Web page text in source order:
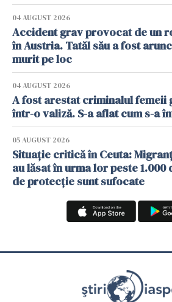
04 AUGUST 2026
Accident grav provocat de un
în Austria. Tatăl său a fost
murit pe loc
04 AUGUST 2026
A fost arestat criminalul femeii
într-o valiză. S-a aflat cum s-a
05 AUGUST 2026
Situație critică în Ceuta:
au lăsat în urma lor peste
de protecție sunt sufocate